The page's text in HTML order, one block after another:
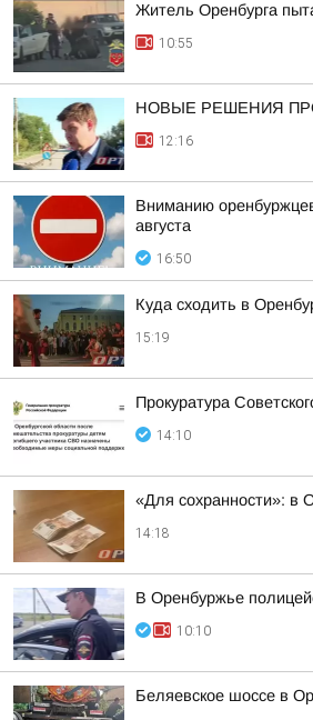
Житель Оренбурга
10:55
НОВЫЕ РЕШЕНИЯ
12:16
Вниманию
августа
16:50
Куда сходить в
15:19
Прокуратура
14:10
«Для сохранности»: в
14:18
В Оренбуржье
10:10
Беляевское шоссе в